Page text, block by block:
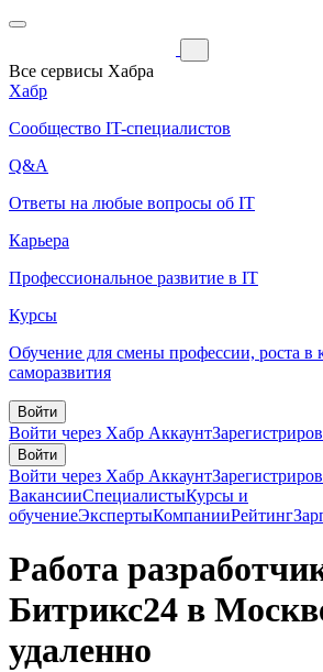
Все сервисы Хабра
Хабр
Сообщество IT-специалистов
Q&A
Ответы на любые вопросы об IT
Карьера
Профессиональное развитие в IT
Курсы
Обучение для смены профессии, роста в
саморазвития
Войти
Войти через Хабр Аккаунт
Войти
Войти через Хабр Аккаунт
ВакансииСпециалистыКурсы и
обучениеЭкспертыКомпанииРейтинг
Работа
Битрикс24 в
удаленно